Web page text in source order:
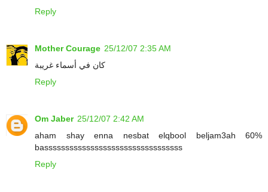
Reply
Mother Courage 25/12/07 2:35 AM
كان في أسماء غريبة
Reply
Om Jaber 25/12/07 2:42 AM
aham shay enna nesbat elqbool beljam3ah 60%
basssssssssssssssssssssssssssssssss
Reply